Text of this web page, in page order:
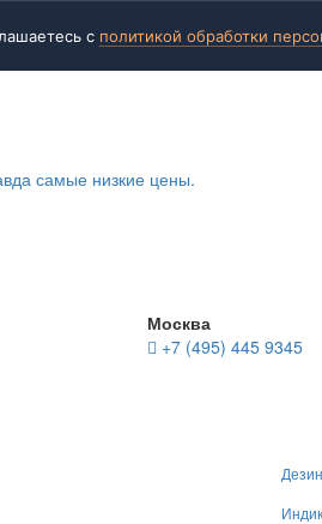
с политикой обработки
самые низкие цены.
Москва
+7 (495) 445 9345